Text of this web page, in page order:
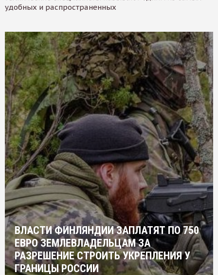
удобных и распространенных
ВЛАСТИ ФИНЛЯНДИИ ЗАПЛАТЯТ ПО 750
ЕВРО ЗЕМЛЕВЛАДЕЛЬЦАМ ЗА
РАЗРЕШЕНИЕ СТРОИТЬ УКРЕПЛЕНИЯ У
ГРАНИЦЫ РОССИИ